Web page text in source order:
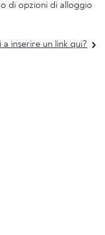
di opzioni di alloggio
inserire un link qui?